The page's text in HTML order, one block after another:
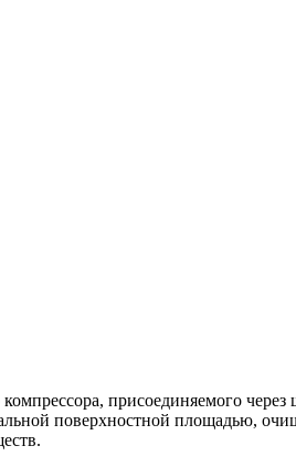
присоединяемого через
поверхностной площадью,